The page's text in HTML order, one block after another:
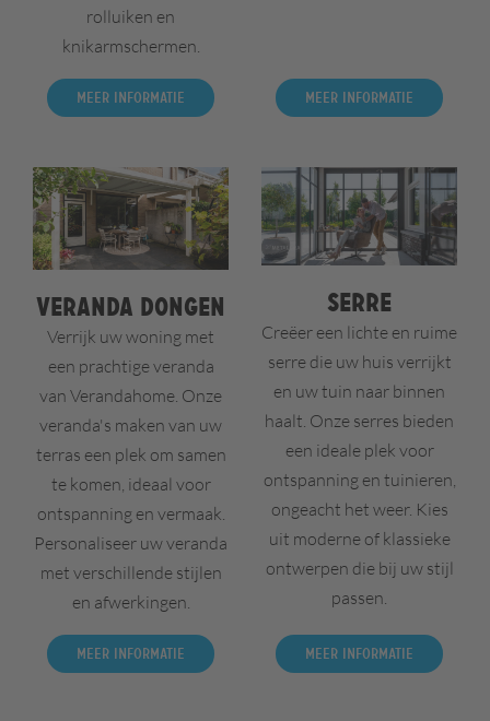
rolluiken en
knikarmschermen.
Meer informatie Meer informatie
Veranda Dongen
Verrijk uw woning met
een prachtige veranda
van Verandahome. Onze
veranda's maken van uw
terras een plek om samen
te komen, ideaal voor
ontspanning en vermaak.
Personaliseer uw veranda
met verschillende stijlen
en afwerkingen.
Meer informatie
Serre
Creëer een lichte en ruime
serre die uw huis verrijkt
en uw tuin naar binnen
haalt. Onze serres bieden
een ideale plek voor
ontspanning en tuinieren,
ongeacht het weer. Kies
uit moderne of klassieke
ontwerpen die bij uw stijl
passen.
Meer informatie